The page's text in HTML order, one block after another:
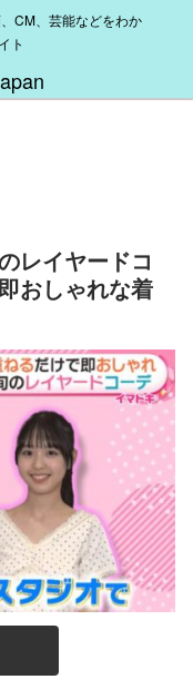
CM、芸能などをわか
ト
レイヤードコ
おしゃれな着